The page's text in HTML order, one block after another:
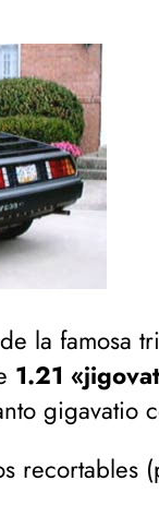
la famosa
1.21
gigavatio
recortables (